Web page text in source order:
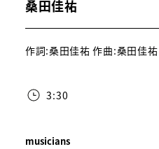
桑田佳祐
作詞:桑田佳祐 作曲:桑田佳
3:30
musicians